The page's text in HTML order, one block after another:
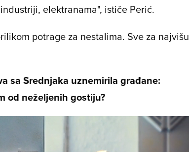
elektranama", ističe Perić.
potrage za nestalima. Sve za najvišu
sa Srednjaka uznemirila građane:
od neželjenih gostiju?